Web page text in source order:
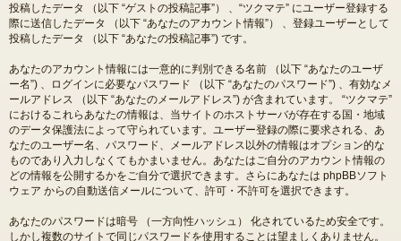
投稿したデータ （以下 “ゲストの投稿記事”） 、“ツクマテ” にユーザー登録する
際に送信したデータ （以下 “あなたのアカウント情報”） 、登録ユーザーとして
投稿したデータ （以下 “あなたの投稿記事”) です。
あなたのアカウント情報には一意的に判別できる名前 （以下 “あなたのユーザ
ー名”) 、ログインに必要なパスワード （以下 “あなたのパスワード”) 、有効なメ
ールアドレス （以下 “あなたのメールアドレス”) が含まれています。 “ツクマテ”
におけるこれらあなたの情報は、当サイトのホストサーバが存在する国・地域
のデータ保護法によって守られています。ユーザー登録の際に要求される、あ
なたのユーザー名、パスワード、メールアドレス以外の情報はオプション的な
ものであり入力しなくてもかまいません。あなたはご自分のアカウント情報の
どの情報を公開するかをご自分で選択できます。さらにあなたは phpBBソフト
ウェア からの自動送信メールについて、許可・不許可を選択できます。
あなたのパスワードは暗号 （一方向性ハッシュ） 化されているため安全です。
しかし複数のサイトで同じパスワードを使用することは望ましくありません。